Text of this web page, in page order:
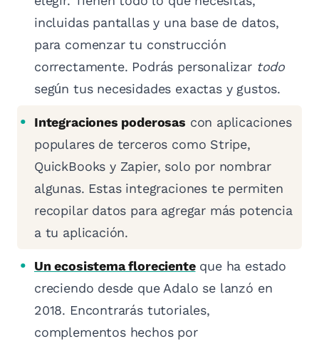
incluidas pantallas y una base de datos,
para comenzar tu construcción
correctamente. Podrás personalizar todo
según tus necesidades exactas y gustos.
Integraciones poderosas con aplicaciones
populares de terceros como Stripe,
QuickBooks y Zapier, solo por nombrar
algunas. Estas integraciones te permiten
recopilar datos para agregar más potencia
a tu aplicación.
Un ecosistema florecienteque ha estado
creciendo desde que Adalo se lanzó en
2018. Encontrarás tutoriales,
complementos hechos por